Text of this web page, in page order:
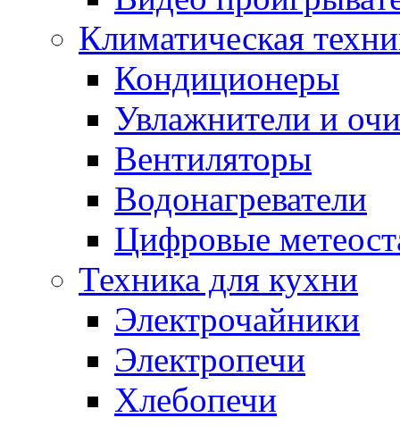
Климатическая
Кондиционеры
Увлажнители и
Вентиляторы
Водонагреватели
Цифровые
Техника для кухни
Электрочайники
Электропечи
Хлебопечи